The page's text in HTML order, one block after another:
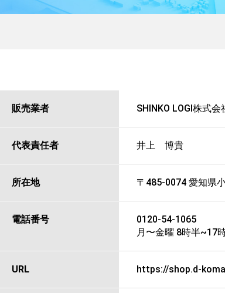
販売業者 SHINKO LOGI株式会
代表責任者 井上 博貴
所在地 〒485-0074 愛知県
電話番号
0120-54-1065
月〜金曜 8時半~17
URL https://shop.d-